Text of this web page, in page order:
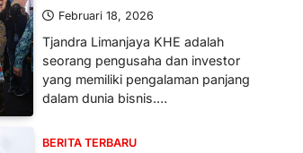
Februari 18, 2026
Tjandra Limanjaya KHE adalah
seorang pengusaha dan investor
yang memiliki pengalaman panjang
dalam dunia bisnis.…
BERITA TERBARU